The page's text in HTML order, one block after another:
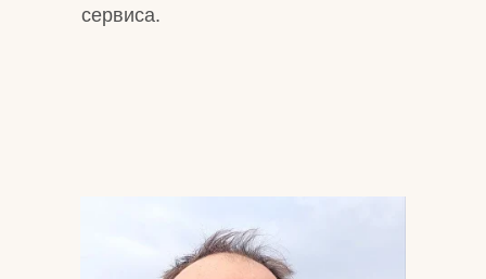
сервиса.